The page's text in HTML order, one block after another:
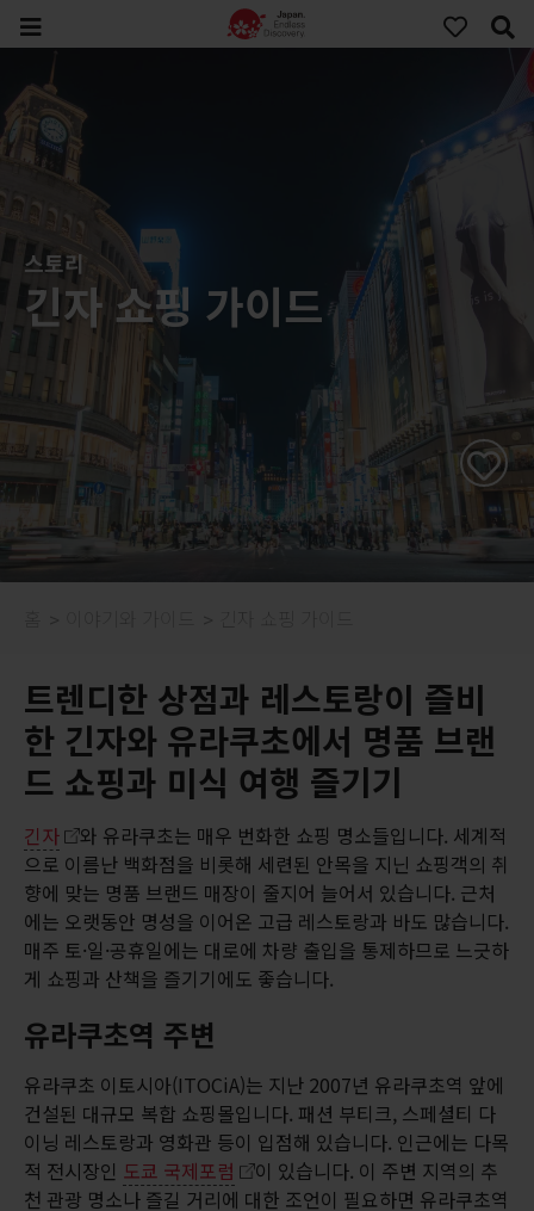
스토리
긴자 쇼핑 가이드
트렌디한 상점과 레스토랑이 즐비
한 긴자와 유라쿠초에서 명품 브랜
드 쇼핑과 미식 여행 즐기기
긴자
와 유라쿠초는 매우 번화한 쇼핑 명소들입니다. 세계적
으로 이름난 백화점을 비롯해 세련된 안목을 지닌 쇼핑객의 취
향에 맞는 명품 브랜드 매장이 줄지어 늘어서 있습니다. 근처
에는 오랫동안 명성을 이어온 고급 레스토랑과 바도 많습니다.
매주 토·일·공휴일에는 대로에 차량 출입을 통제하므로 느긋하
게 쇼핑과 산책을 즐기기에도 좋습니다.
유라쿠초역 주변
유라쿠초 이토시아(ITOCiA)는 지난 2007년 유라쿠초역 앞에
건설된 대규모 복합 쇼핑몰입니다. 패션 부티크, 스페셜티 다
이닝 레스토랑과 영화관 등이 입점해 있습니다. 인근에는 다목
적 전시장인 도쿄 국제포럼
이 있습니다. 이 주변 지역의 추
천 관광 명소나 즐길 거리에 대한 조언이 필요하면 유라쿠초역